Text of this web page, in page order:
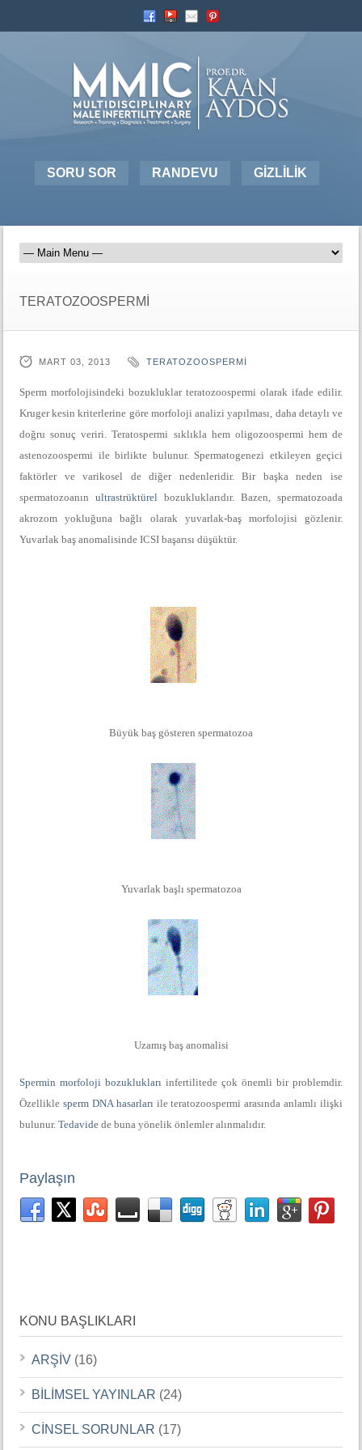
SORU SOR RANDEVU GİZLİLİK
TERATOZOOSPERMİ
MART 03, 2013 TERATOZOOSPERMİ
Sperm morfolojisindeki bozukluklar teratozoospermi olarak ifade edilir.
Krugerkesin kriterlerine göre morfoloji analizi yapılması, daha detaylı ve
doğru sonuç veriri. Teratospermi sıklıkla hem oligozoospermi hem de
astenozoospermi ile birlikte bulunur. Spermatogenezi etkileyen geçici
faktörler vevarikosel de diğer nedenleridir. Bir başka neden ise
spermatozoanın ultrastrüktürel bozukluklarıdır. Bazen, spermatozoada
akrozom yokluğuna bağlı olarak yuvarlak-başmorfolojisi gözlenir.
Yuvarlak baş anomalisinde ICSI başarısı düşüktür.
Büyük baş gösteren spermatozoa
Yuvarlak başlı spermatozoa
Uzamış baş anomalisi
Spermin morfoloji bozuklukları infertilitede çok önemli bir problemdir.
Özellikle sperm DNA hasarlarıile teratozoospermi arasında anlamlı ilişki
bulunur. Tedavide de buna yönelik önlemler alınmalıdır.
Paylaşın
KONU BAŞLIKLARI
ARŞİV (16)
BİLİMSEL YAYINLAR (24)
CİNSEL SORUNLAR (17)